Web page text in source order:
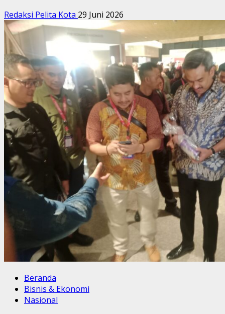
Redaksi Pelita Kota 29 Juni 2026
Beranda
Bisnis & Ekonomi
Nasional